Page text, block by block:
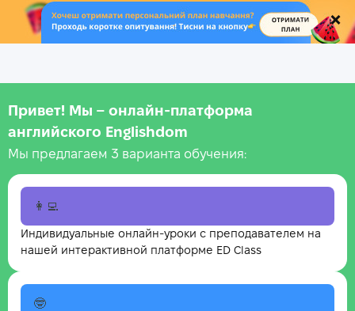
.
Привет! Мы – онлайн‑платформа
английского Englishdom
Мы предлагаем 3 варианта обучения:
👩‍💻
Индивидуальные онлайн-уроки с преподавателем на
нашей интерактивной платформе ED Class
🤓